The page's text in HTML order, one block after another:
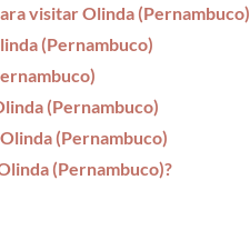
visitar Olinda (Pernambuco)
(Pernambuco)
(Pernambuco)
(Pernambuco)
(Pernambuco)?